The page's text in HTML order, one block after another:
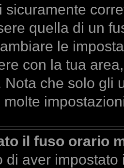
sicuramente
quella di un
le
con la tua
Nota che solo gli
il fuso orario
di aver